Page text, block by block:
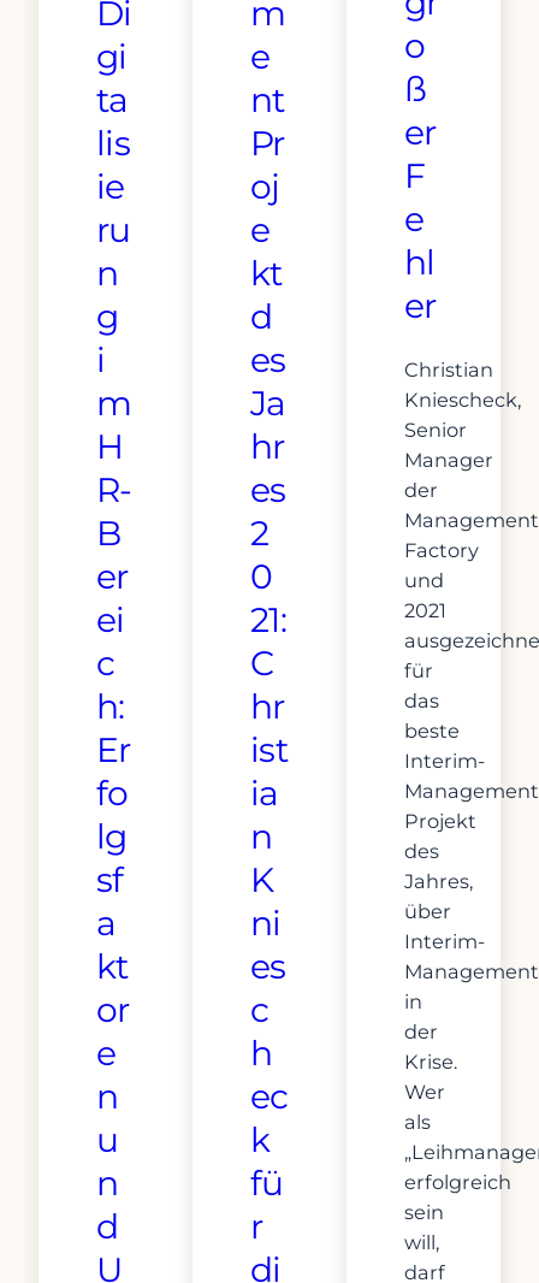
Di
gi
ta
lis
ie
ru
n
g
i
m
H
R-
B
er
ei
c
h:
Er
fo
lg
sf
a
kt
or
e
n
u
n
d
U
m
e
nt
Pr
oj
e
kt
d
es
Ja
hr
es
2
0
21:
C
hr
ist
ia
n
K
ni
es
c
h
ec
k
fü
r
di
o
ß
er
F
e
hl
er
Christian
Kniescheck,
Senior
Manager
der
Management
Factory
und
2021
für
das
beste
Interim-
Management
Projekt
des
Jahres,
über
Interim-
Management
in
der
Krise.
Wer
als
erfolgreich
sein
will,
darf